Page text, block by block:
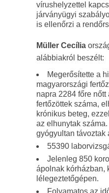
vírushelyzettel
járványügyi
is ellenőrzi a
Müller Cecília
alábbiakról beszélt:
Megerősítette a
magyarországi
napra 2284 főre
fertőzöttek száma,
krónikus beteg,
az elhunytak
gyógyultan távoztak
55390
Jelenleg 850
ápolnak kórházban,
lélegeztetőgépen.
Folyamatos az